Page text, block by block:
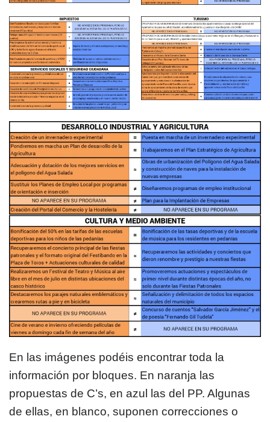
En las imágenes podéis encontrar toda la
información por bloques. En naranja las
propuestas de C’s, en azul las del PP. Algunas
de ellas, en blanco, suponen correcciones o